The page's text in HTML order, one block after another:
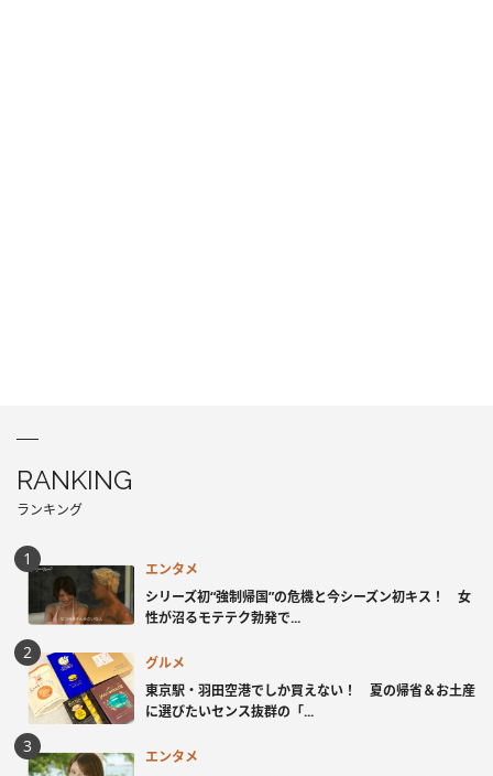
RANKING
ランキング
エンタメ
シリーズ初“強制帰国”の危機と今シーズン初キス！ 女
性が沼るモテテク勃発で...
グルメ
東京駅・羽田空港でしか買えない！ 夏の帰省＆お土産
に選びたいセンス抜群の「...
エンタメ